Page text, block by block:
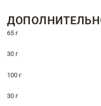
65 г
30 г
100 г
30 г